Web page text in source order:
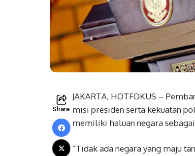
Share
JAKARTA, HOTFOKUS –
misi presiden serta kekuatan
memiliki haluan negara
“Tidak ada negara yang maju